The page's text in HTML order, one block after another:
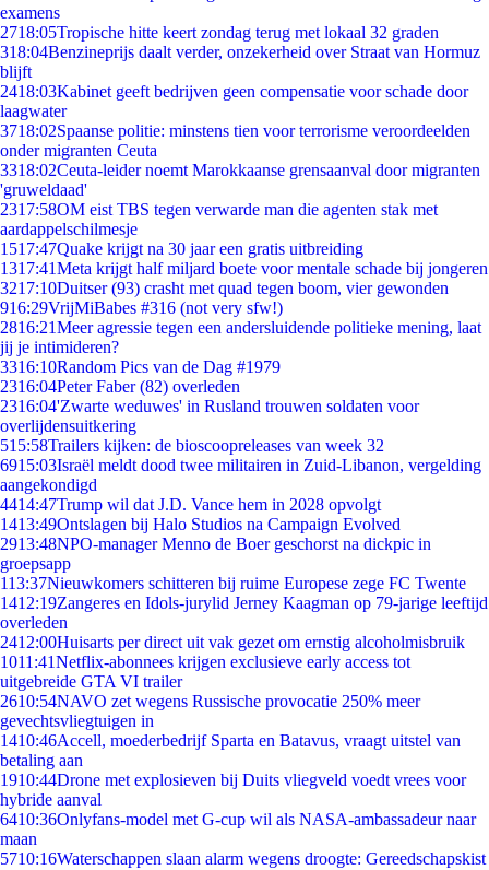
examens
2718:05Tropische hitte keert zondag terug met lokaal 32 graden
318:04Benzineprijs daalt verder, onzekerheid over Straat van Hormuz
blijft
2418:03Kabinet geeft bedrijven geen compensatie voor schade door
laagwater
3718:02Spaanse politie: minstens tien voor terrorisme veroordeelden
onder migranten Ceuta
3318:02Ceuta-leider noemt Marokkaanse grensaanval door migranten
'gruweldaad'
2317:58OM eist TBS tegen verwarde man die agenten stak met
aardappelschilmesje
1517:47Quake krijgt na 30 jaar een gratis uitbreiding
1317:41Meta krijgt half miljard boete voor mentale schade bij jongeren
3217:10Duitser (93) crasht met quad tegen boom, vier gewonden
916:29VrijMiBabes #316 (not very sfw!)
2816:21Meer agressie tegen een andersluidende politieke mening, laat
jij je intimideren?
3316:10Random Pics van de Dag #1979
2316:04Peter Faber (82) overleden
2316:04'Zwarte weduwes' in Rusland trouwen soldaten voor
overlijdensuitkering
515:58Trailers kijken: de bioscoopreleases van week 32
6915:03Israël meldt dood twee militairen in Zuid-Libanon, vergelding
aangekondigd
4414:47Trump wil dat J.D. Vance hem in 2028 opvolgt
1413:49Ontslagen bij Halo Studios na Campaign Evolved
2913:48NPO-manager Menno de Boer geschorst na dickpic in
groepsapp
113:37Nieuwkomers schitteren bij ruime Europese zege FC Twente
1412:19Zangeres en Idols-jurylid Jerney Kaagman op 79-jarige leeftijd
overleden
2412:00Huisarts per direct uit vak gezet om ernstig alcoholmisbruik
1011:41Netflix-abonnees krijgen exclusieve early access tot
uitgebreide GTA VI trailer
2610:54NAVO zet wegens Russische provocatie 250% meer
gevechtsvliegtuigen in
1410:46Accell, moederbedrijf Sparta en Batavus, vraagt uitstel van
betaling aan
1910:44Drone met explosieven bij Duits vliegveld voedt vrees voor
hybride aanval
6410:36Onlyfans-model met G-cup wil als NASA-ambassadeur naar
maan
5710:16Waterschappen slaan alarm wegens droogte: Gereedschapskist